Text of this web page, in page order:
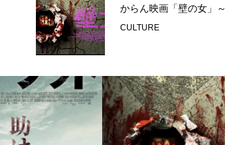
からん映画「壁の女」～
CULTURE